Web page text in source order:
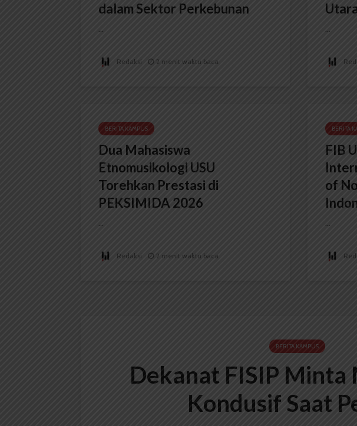
dalam Sektor Perkebunan
...
Redaksi 2 menit waktu baca
...
BERITA KAMPUS
Dua Mahasiswa
Etnomusikologi USU
Torehkan Prestasi di
PEKSIMIDA 2026
...
Redaksi 2 menit waktu baca
BERITA
FIB
of
...
BERITA KAMPUS
Dekanat FISIP Minta
Kondusif Saat